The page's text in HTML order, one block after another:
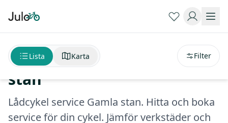
Lådcykel service Gamla
stan
Lådcykel service Gamla stan. Hitta och boka
service för din cykel. Jämför verkstäder och
Lista Karta Filter
avstånd